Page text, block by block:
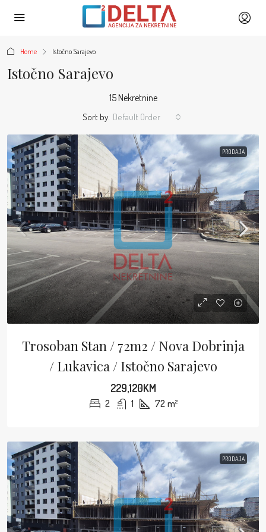
Home Istočno Sarajevo
Istočno Sarajevo
15 Nekretnine
Sort by: Default Order
PRODAJA
Trosoban Stan / 72m2 / Nova Dobrinja
/ Lukavica / Istočno Sarajevo
229,120KM
2 1 72 m²
PRODAJA